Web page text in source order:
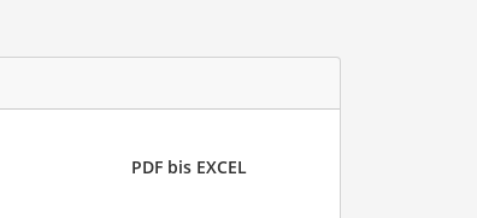
PDF bis EXCEL